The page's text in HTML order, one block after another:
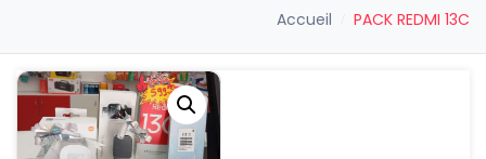
Accueil PACK REDMI 13C